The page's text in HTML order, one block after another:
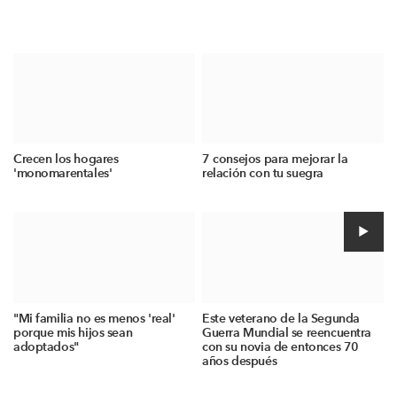
Crecen los hogares
'monomarentales'
7 consejos para mejorar la
relación con tu suegra
"Mi familia no es menos 'real'
porque mis hijos sean
adoptados"
Este veterano de la Segunda
Guerra Mundial se reencuentra
con su novia de entonces 70
años después